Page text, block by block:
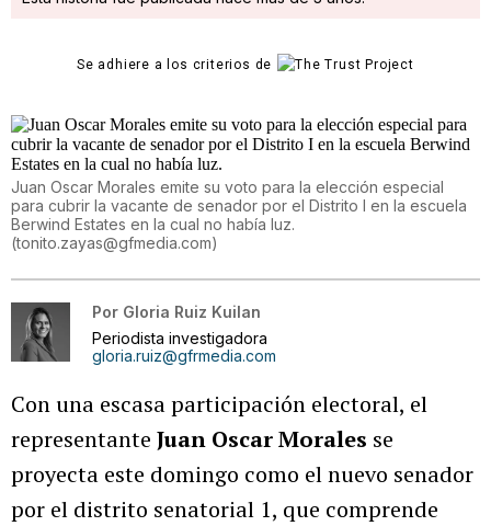
Se adhiere a los criterios de
Juan Oscar Morales emite su voto para la elección especial
para cubrir la vacante de senador por el Distrito I en la escuela
Berwind Estates en la cual no había luz.
(tonito.zayas@gfmedia.com)
Por Gloria Ruiz Kuilan
Periodista investigadora
gloria.ruiz@gfrmedia.com
Con una escasa participación electoral, el
representante Juan Oscar Morales se
proyecta este domingo como el nuevo senador
por el distrito senatorial 1, que comprende